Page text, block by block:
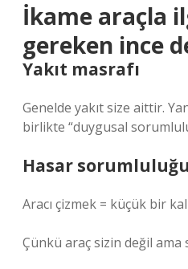
İkame araçla
gereken ince
Yakıt masrafı
Genelde yakıt size aittir.
birlikte “duygusal
Hasar sorumluluğu
Aracı çizmek = küçük bir
Çünkü araç sizin değil